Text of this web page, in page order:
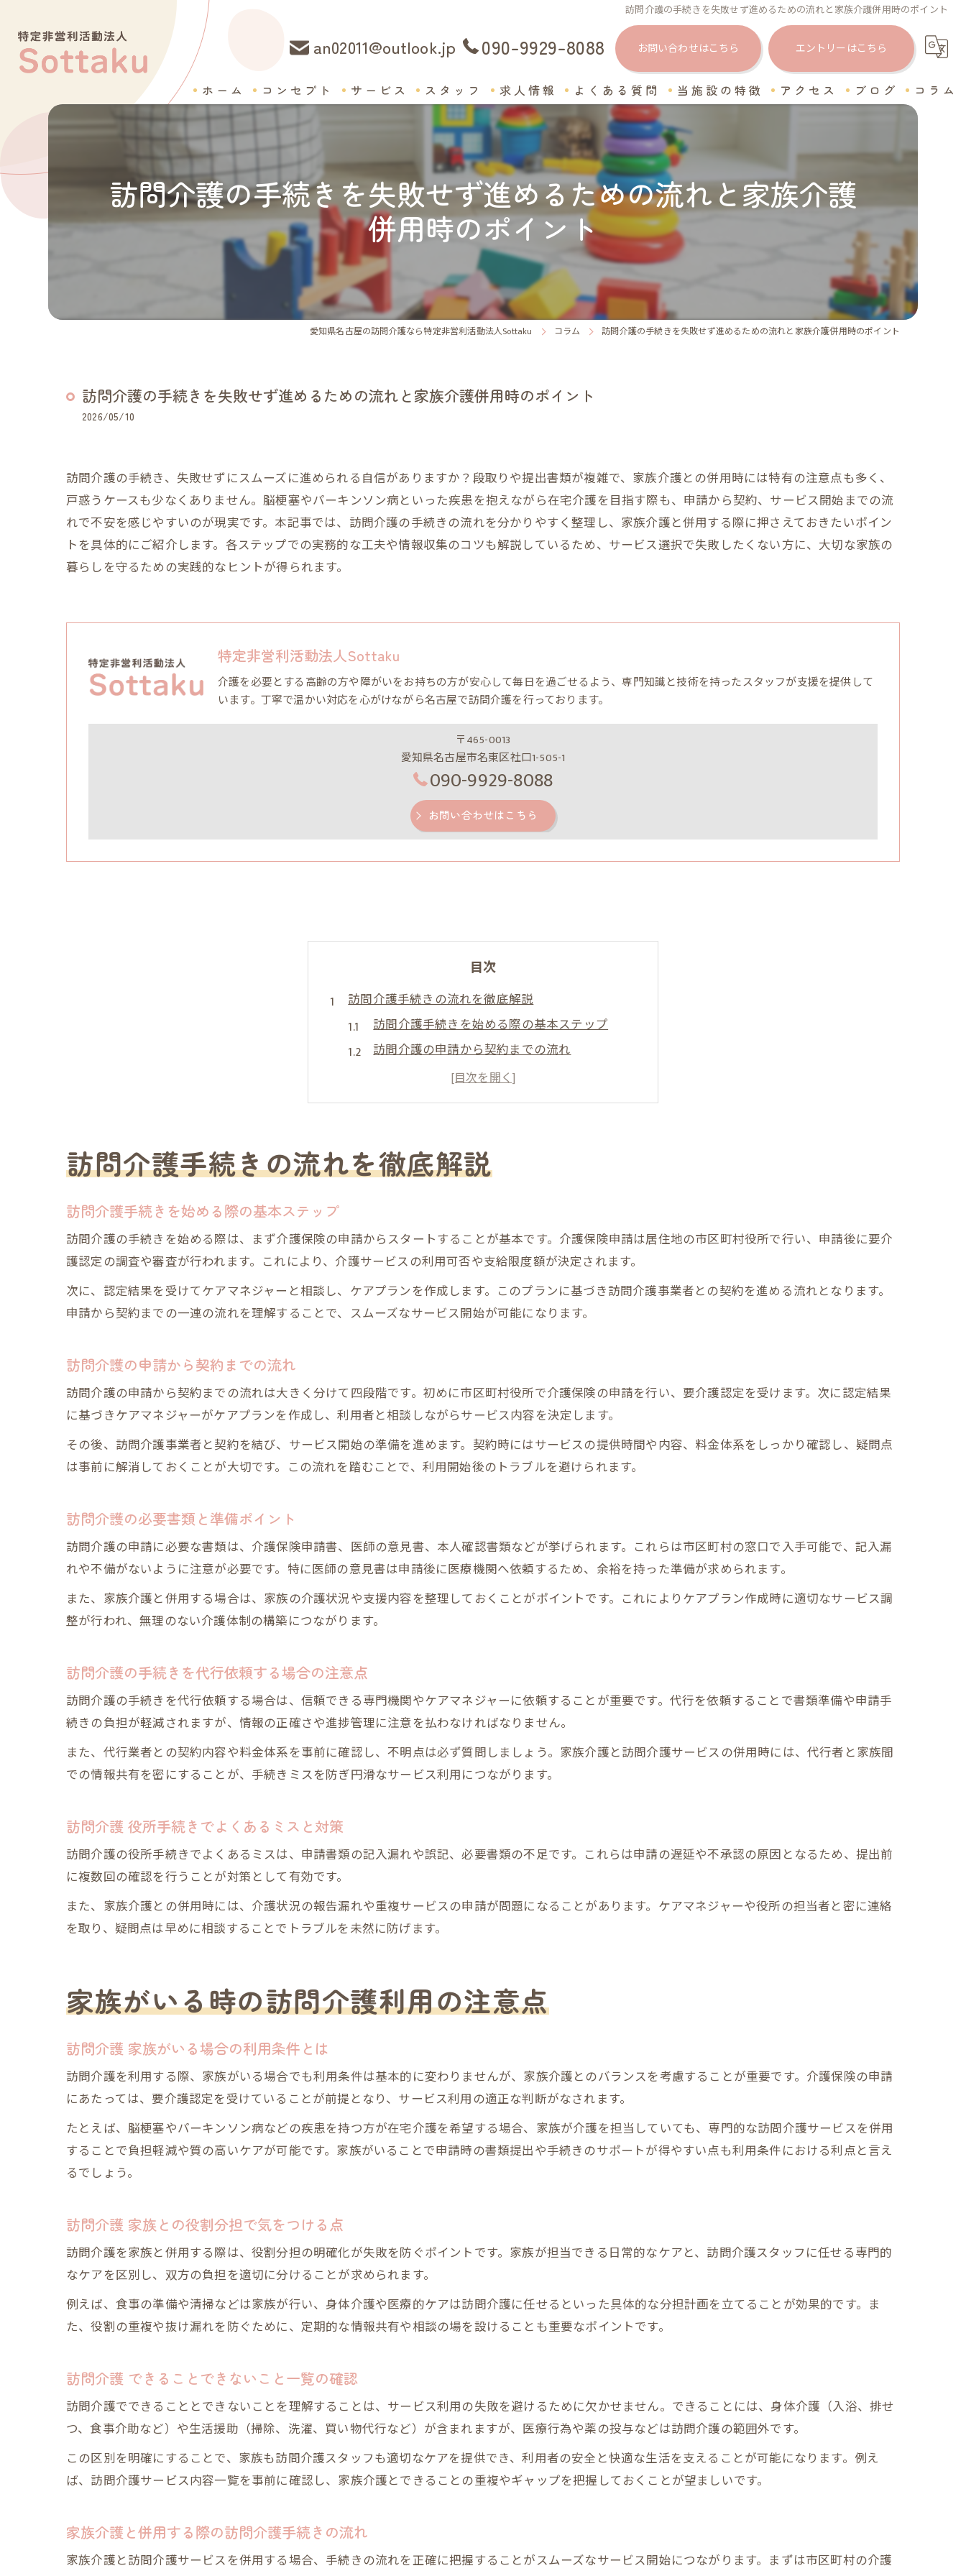
訪問介護の手続きを失敗せず進めるための流れと家族介護併用時のポイント
an02011@outlook.jp 090-9929-8088 お問い合わせはこちら エントリーはこちら
ホーム コンセプト サービス スタッフ 求人情報 よくある質問 当施設の特徴
高齢者
ヘルパー
求人
アクセス ブログ コラム
訪問介護の手続きを失敗せず進めるための流れと家族介護
併用時のポイント
愛知県名古屋の訪問介護なら特定非営利活動法人Sottaku コラム 訪問介護の手続きを失敗せず進めるための流れと家族介護併用時のポイント
訪問介護の手続きを失敗せず進めるための流れと家族介護併用時のポイント
2026/05/10
訪問介護の手続き、失敗せずにスムーズに進められる自信がありますか？段取りや提出書類が複雑で、家族介護との併用時には特有の注意点も多く、
戸惑うケースも少なくありません。脳梗塞やパーキンソン病といった疾患を抱えながら在宅介護を目指す際も、申請から契約、サービス開始までの流
れで不安を感じやすいのが現実です。本記事では、訪問介護の手続きの流れを分かりやすく整理し、家族介護と併用する際に押さえておきたいポイン
トを具体的にご紹介します。各ステップでの実務的な工夫や情報収集のコツも解説しているため、サービス選択で失敗したくない方に、大切な家族の
暮らしを守るための実践的なヒントが得られます。
特定非営利活動法人Sottaku
介護を必要とする高齢の方や障がいをお持ちの方が安心して毎日を過ごせるよう、専門知識と技術を持ったスタッフが支援を提供して
います。丁寧で温かい対応を心がけながら名古屋で訪問介護を行っております。
〒465-0013
愛知県名古屋市名東区社口1-505-1
090-9929-8088
お問い合わせはこちら
目次
訪問介護手続きの流れを徹底解説
訪問介護手続きを始める際の基本ステップ
訪問介護の申請から契約までの流れ
訪問介護の必要書類と準備ポイント
訪問介護の手続きを代行依頼する場合の注意点
家族がいる時の訪問介護利用の注意点
訪問介護 家族がいる場合の利用条件とは
家族介護と併用する際の訪問介護手続きの流れ
ホームヘルパーと訪問介護の違いを知る
訪問介護で受けられる支援内容の特徴
ホームヘルパーと訪問介護の選び方のポイント
介護保険申請できる人を正しく理解
介護保険申請できる人の条件と訪問介護利用
パーキンソン病は訪問介護認定対象になるのか
家族が代理で行う訪問介護の申請手順
実務的な訪問介護手続きのコツ集
訪問介護 利用開始までの手続きスケジュール例
訪問介護開業や利用に関する最新情報の集め方
訪問介護 指定申請書類を正確に揃えるポイント
訪問介護サービスを安心して始める方法
訪問介護サービスとは何かを正確に知る
訪問介護利用開始までの準備と心構え
訪問介護手続きの流れを徹底解説
訪問介護手続きを始める際の基本ステップ
訪問介護の手続きを始める際は、まず介護保険の申請からスタートすることが基本です。介護保険申請は居住地の市区町村役所で行い、申請後に要介
護認定の調査や審査が行われます。これにより、介護サービスの利用可否や支給限度額が決定されます。
次に、認定結果を受けてケアマネジャーと相談し、ケアプランを作成します。このプランに基づき訪問介護事業者との契約を進める流れとなります。
申請から契約までの一連の流れを理解することで、スムーズなサービス開始が可能になります。
訪問介護の申請から契約までの流れ
訪問介護の申請から契約までの流れは大きく分けて四段階です。初めに市区町村役所で介護保険の申請を行い、要介護認定を受けます。次に認定結果
に基づきケアマネジャーがケアプランを作成し、利用者と相談しながらサービス内容を決定します。
その後、訪問介護事業者と契約を結び、サービス開始の準備を進めます。契約時にはサービスの提供時間や内容、料金体系をしっかり確認し、疑問点
は事前に解消しておくことが大切です。この流れを踏むことで、利用開始後のトラブルを避けられます。
訪問介護の必要書類と準備ポイント
訪問介護の申請に必要な書類は、介護保険申請書、医師の意見書、本人確認書類などが挙げられます。これらは市区町村の窓口で入手可能で、記入漏
れや不備がないように注意が必要です。特に医師の意見書は申請後に医療機関へ依頼するため、余裕を持った準備が求められます。
また、家族介護と併用する場合は、家族の介護状況や支援内容を整理しておくことがポイントです。これによりケアプラン作成時に適切なサービス調
整が行われ、無理のない介護体制の構築につながります。
訪問介護の手続きを代行依頼する場合の注意点
訪問介護の手続きを代行依頼する場合は、信頼できる専門機関やケアマネジャーに依頼することが重要です。代行を依頼することで書類準備や申請手
続きの負担が軽減されますが、情報の正確さや進捗管理に注意を払わなければなりません。
また、代行業者との契約内容や料金体系を事前に確認し、不明点は必ず質問しましょう。家族介護と訪問介護サービスの併用時には、代行者と家族間
での情報共有を密にすることが、手続きミスを防ぎ円滑なサービス利用につながります。
訪問介護 役所手続きでよくあるミスと対策
訪問介護の役所手続きでよくあるミスは、申請書類の記入漏れや誤記、必要書類の不足です。これらは申請の遅延や不承認の原因となるため、提出前
に複数回の確認を行うことが対策として有効です。
また、家族介護との併用時には、介護状況の報告漏れや重複サービスの申請が問題になることがあります。ケアマネジャーや役所の担当者と密に連絡
を取り、疑問点は早めに相談することでトラブルを未然に防げます。
家族がいる時の訪問介護利用の注意点
訪問介護 家族がいる場合の利用条件とは
訪問介護を利用する際、家族がいる場合でも利用条件は基本的に変わりませんが、家族介護とのバランスを考慮することが重要です。介護保険の申請
にあたっては、要介護認定を受けていることが前提となり、サービス利用の適正な判断がなされます。
たとえば、脳梗塞やパーキンソン病などの疾患を持つ方が在宅介護を希望する場合、家族が介護を担当していても、専門的な訪問介護サービスを併用
することで負担軽減や質の高いケアが可能です。家族がいることで申請時の書類提出や手続きのサポートが得やすい点も利用条件における利点と言え
るでしょう。
訪問介護 家族との役割分担で気をつける点
訪問介護を家族と併用する際は、役割分担の明確化が失敗を防ぐポイントです。家族が担当できる日常的なケアと、訪問介護スタッフに任せる専門的
なケアを区別し、双方の負担を適切に分けることが求められます。
例えば、食事の準備や清掃などは家族が行い、身体介護や医療的ケアは訪問介護に任せるといった具体的な分担計画を立てることが効果的です。ま
た、役割の重複や抜け漏れを防ぐために、定期的な情報共有や相談の場を設けることも重要なポイントです。
訪問介護 できることできないこと一覧の確認
訪問介護でできることとできないことを理解することは、サービス利用の失敗を避けるために欠かせません。できることには、身体介護（入浴、排せ
つ、食事介助など）や生活援助（掃除、洗濯、買い物代行など）が含まれますが、医療行為や薬の投与などは訪問介護の範囲外です。
この区別を明確にすることで、家族も訪問介護スタッフも適切なケアを提供でき、利用者の安全と快適な生活を支えることが可能になります。例え
ば、訪問介護サービス内容一覧を事前に確認し、家族介護とできることの重複やギャップを把握しておくことが望ましいです。
家族介護と併用する際の訪問介護手続きの流れ
家族介護と訪問介護サービスを併用する場合、手続きの流れを正確に把握することがスムーズなサービス開始につながります。まずは市区町村の介護